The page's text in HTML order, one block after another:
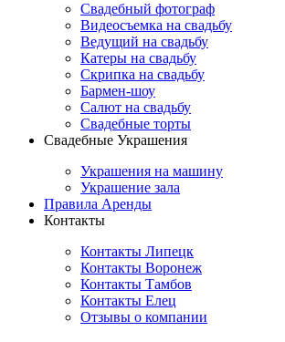
Свадебный фотограф
Видеосъемка на свадьбу
Ведущий на свадьбу
Катеры на свадьбу
Скрипка на свадьбу
Бармен-шоу
Салют на свадьбу
Свадебные торты
Свадебные Украшения
Украшения на машину
Украшение зала
Правила Аренды
Контакты
Контакты Липецк
Контакты Воронеж
Контакты Тамбов
Контакты Елец
Отзывы о компании